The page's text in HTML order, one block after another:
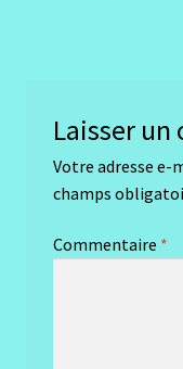
Laisser
Votre adresse e-
champs
Commentaire *